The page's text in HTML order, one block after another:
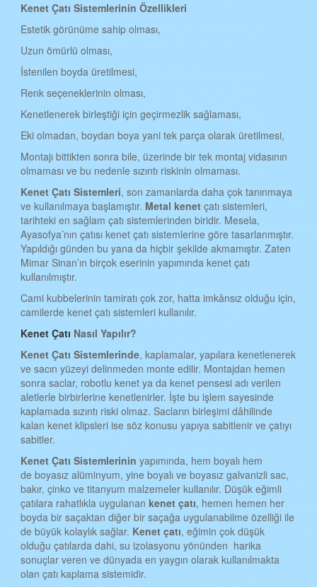
MALATYA KENET ÇATI
MANİSA KENET ÇATI
KAHRAMANMARAŞ KENET ÇATI
MARDİN KENET ÇATI
MUĞLA KENET ÇATI
MUŞ KENET ÇATI
NEVŞEHİR KENET ÇATI
NİĞDE KENET ÇATI
ORDU KENET ÇATI
RİZE KENET ÇATI
SAMSUN KENET ÇATI
SİİRT KENET ÇATI
SİNOP KENET ÇATI
SİVAS KENET ÇATI
TEKİRDAĞ KENET ÇATI
TOKAT KENET ÇATI
TRABZON KENET ÇATI
ŞANLIURFA KENET ÇATI
TUNCELİ KENET ÇATI
UŞAK KENET ÇATI
VAN KENET ÇATI
Kenet Çatı Sistemlerinin Özellikleri
Estetik görünüme sahip olması,
Uzun ömürlü olması,
İstenilen boyda üretilmesi,
Renk seçeneklerinin olması,
Kenetlenerek birleştiği için geçirmezlik sağlaması,
Eki olmadan, boydan boya yani tek parça olarak üretilmesi,
Montajı bittikten sonra bile, üzerinde bir tek montaj vidasının
olmaması ve bu nedenle sızıntı riskinin olmaması.
KenetÇatıSistemleri, son zamanlarda daha çok tanınmaya
ve kullanılmaya başlamıştır. Metal kenetçatı sistemleri,
tarihteki en sağlam çatı sistemlerinden biridir. Mesela,
Ayasofya’nın çatısı kenet çatı sistemlerine göre tasarlanmıştır.
Yapıldığı günden bu yana da hiçbir şekilde akmamıştır. Zaten
Mimar Sinan’ın birçok eserinin yapımında kenet çatı
kullanılmıştır.
Cami kubbelerinin tamiratı çok zor, hatta imkânsız olduğu için,
camilerde kenet çatı sistemleri kullanılır.
Kenet Çatı Nasıl Yapılır?
KenetÇatıSistemlerinde, kaplamalar, yapılara kenetlenerek
ve sacın yüzeyi delinmeden monte edilir. Montajdan hemen
sonra saclar, robotlu kenet ya da kenet pensesi adı verilen
aletlerle birbirlerine kenetlenirler. İşte bu işlem sayesinde
kaplamada sızıntı riski olmaz. Sacların birleşimi dâhilinde
kalan kenet klipsleri ise söz konusu yapıya sabitlenir ve çatıyı
sabitler.
KenetÇatıSistemlerininyapımında, hem boyalı hem
de boyasız alüminyum, yine boyalı ve boyasız galvanizli sac,
bakır, çinko ve titanyum malzemeler kullanılır. Düşük eğimli
çatılara rahatlıkla uygulanankenet çatı, hemen hemen her
boyda bir saçaktan diğer bir saçağa uygulanabilme özelliği ile
de büyük kolaylık sağlar. Kenet çatı, eğimin çok düşük
olduğu çatılarda dahi, su izolasyonu yönünden harika
sonuçlar veren ve dünyada en yaygın olarak kullanılmakta
olan çatı kaplama sistemidir.